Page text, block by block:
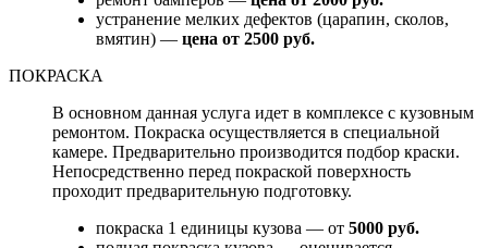
устранение мелких дефектов (царапин, сколов,
вмятин) — цена от 2500 руб.
ПОКРАСКА
В основном данная услуга идет в комплексе с кузовным
ремонтом. Покраска осуществляется в специальной
камере. Предварительно производится подбор краски.
Непосредственно перед покраской поверхность
проходит предварительную подготовку.
покраска 1 единицы кузова — от 5000 руб.